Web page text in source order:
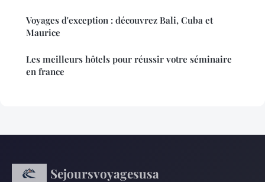
Voyages d'exception : découvrez Bali, Cuba et
Maurice
Les meilleurs hôtels pour réussir votre séminaire
en france
Sejoursvoyagesusa